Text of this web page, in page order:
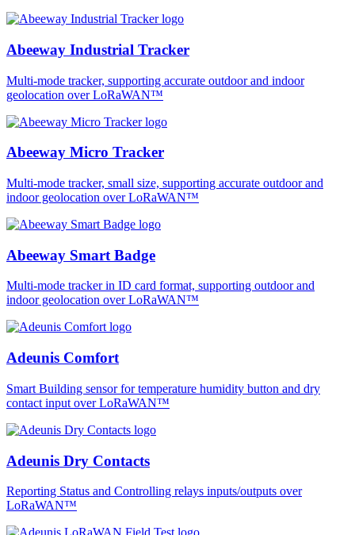
Abeeway Industrial Tracker
Multi-mode tracker, supporting accurate outdoor and indoor
geolocation over LoRaWAN™
Abeeway Micro Tracker
Multi-mode tracker, small size, supporting accurate outdoor and
indoor geolocation over LoRaWAN™
Abeeway Smart Badge
Multi-mode tracker in ID card format, supporting outdoor and
indoor geolocation over LoRaWAN™
Adeunis Comfort
Smart Building sensor for temperature humidity button and dry
contact input over LoRaWAN™
Adeunis Dry Contacts
Reporting Status and Controlling relays inputs/outputs over
LoRaWAN™